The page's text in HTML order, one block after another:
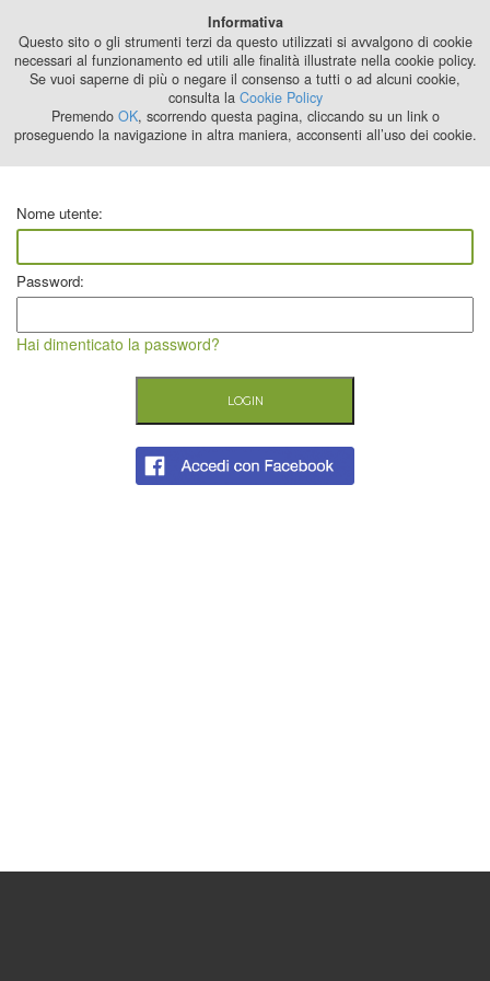
2024
Nome utente:
Password:
Hai dimenticato la password?
Informativa
Questo sito o gli strumenti terzi da questo utilizzati si avvalgono di cookie
necessari al funzionamento ed utili alle finalità illustrate nella cookie policy.
Se vuoi saperne di più o negare il consenso a tutti o ad alcuni cookie,
consulta la Cookie Policy
Premendo OK, scorrendo questa pagina, cliccando su un link o
proseguendo la navigazione in altra maniera, acconsenti all’uso dei cookie.